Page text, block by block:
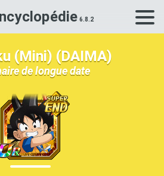
Rechercher une carte Dokkan
(Mini) (DAIMA)
de longue date